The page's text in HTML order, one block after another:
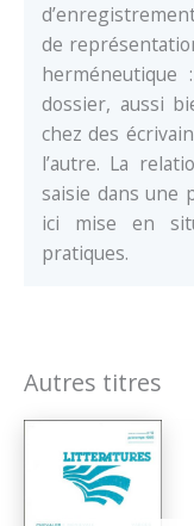
de
dossier, aussi
chez des
l’autre. La
saisie dans une
ici mise en
pratiques.
Autres titres